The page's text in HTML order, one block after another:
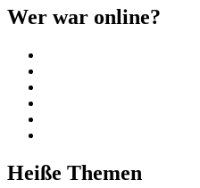
Wer war online?
Heiße Themen